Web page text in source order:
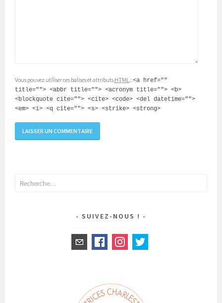
Vous pouvez utiliser ces balises et attributs HTML :<a href=""
title=""> <abbr title=""> <acronym title=""> <b>
<blockquote cite=""> <cite> <code> <del datetime="">
<em> <i> <q cite=""> <s> <strike> <strong>
Rechercher :
SUIVEZ-NOUS !